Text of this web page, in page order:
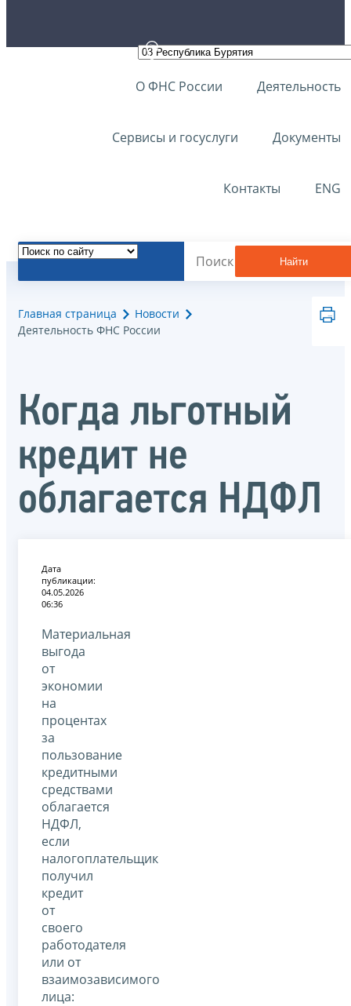
О ФНС России Деятельность
Сервисы и госуслуги Документы
Контакты ENG
Найти
Главная страница
Новости
Деятельность ФНС России
Когда льготный
кредит не
облагается НДФЛ
Дата
публикации:
04.05.2026
06:36
Материальная
выгода
от
экономии
на
процентах
за
пользование
кредитными
средствами
облагается
НДФЛ,
если
налогоплательщик
получил
кредит
от
своего
работодателя
или от
взаимозависимого
лица: